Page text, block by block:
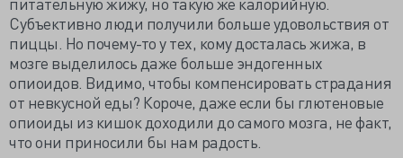
Субъективно люди получили больше удовольствия от
пиццы. Но почему-то у тех, кому досталась жижа, в
мозге выделилось даже больше эндогенных
опиоидов. Видимо, чтобы компенсировать страдания
от невкусной еды? Короче, даже если бы глютеновые
опиоиды из кишок доходили до самого мозга, не факт,
что они приносили бы нам радость.